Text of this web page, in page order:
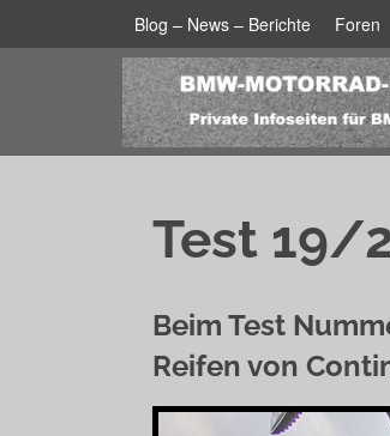
Blog – News – Berichte Foren
Test 19/
Beim Test
Reifen von